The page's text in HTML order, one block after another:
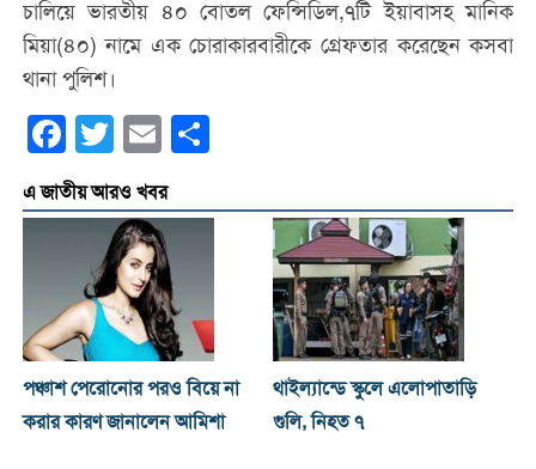
চালিয়ে ভারতীয় ৪০ বোতল ফেন্সিডিল,৭টি ইয়াবাসহ মানিক
মিয়া(৪০) নামে এক চোরাকারবারীকে গ্রেফতার করেছেন কসবা
থানা পুলিশ।
Facebook
Twitter Email
এ জাতীয় আরও খবর
পঞ্চাশ পেরোনোর পরও বিয়ে না
করার কারণ জানালেন আমিশা
থাইল্যান্ডে স্কুলে এলোপাতাড়ি
গুলি, নিহত ৭